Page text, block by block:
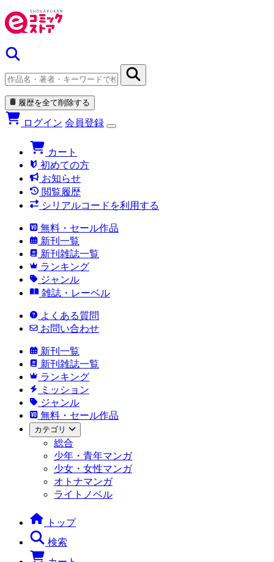
履歴を全て削除する
ログイン 会員登録
カート
初めての方
お知らせ
閲覧履歴
シリアルコードを利用する
無料・セール作品
新刊一覧
新刊雑誌一覧
ランキング
ジャンル
雑誌・レーベル
よくある質問
お問い合わせ
新刊一覧
新刊雑誌一覧
ランキング
ミッション
ジャンル
無料・セール作品
カテゴリ
総合
少年・青年マンガ
少女・女性マンガ
オトナマンガ
ライトノベル
トップ
検索